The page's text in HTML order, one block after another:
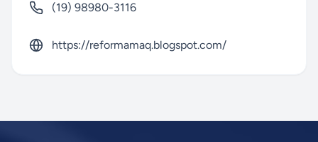
(19) 98980-3116
https://reformamaq.blogspot.com/